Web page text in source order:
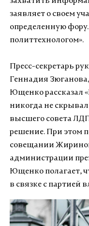
заявляет о своем
определенную
политтехнологом».
Пресс-секретарь
Геннадия
Ющенко рассказал
никогда не
высшего совета
решение. При этом
совещании
администрации
Ющенко полагает,
в связке с партией